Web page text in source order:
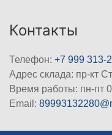
Контакты
Телефон: +7 999 313-
Адрес склада: пр-кт
Время работы: пн-пт
Email: